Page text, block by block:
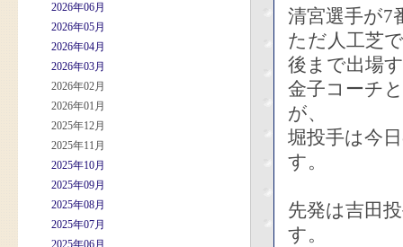
2026年06月
2026年05月
2026年04月
2026年03月
2026年02月
2026年01月
2025年12月
2025年11月
2025年10月
2025年09月
2025年08月
2025年07月
2025年06月
清宮選手が7
ただ人工芝
後まで出場
金子コーチ
が、
堀投手は今
す。
先発は吉田
す。